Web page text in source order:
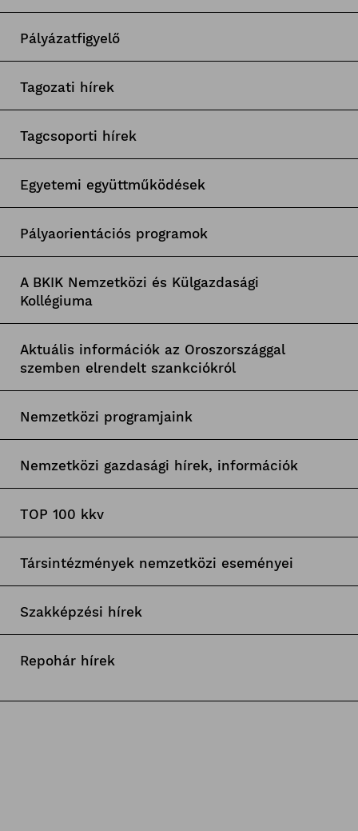
Pályázatfigyelő
Tagozati hírek
Tagcsoporti hírek
Egyetemi együttműködések
Pályaorientációs programok
A BKIK Nemzetközi és Külgazdasági
Kollégiuma
Aktuális információk az Oroszországgal
szemben elrendelt szankciókról
Nemzetközi programjaink
Nemzetközi gazdasági hírek, információk
TOP 100 kkv
Társintézmények nemzetközi eseményei
Szakképzési hírek
Repohár hírek